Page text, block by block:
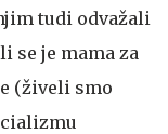
tudi odvažali
se je mama za
(živeli smo